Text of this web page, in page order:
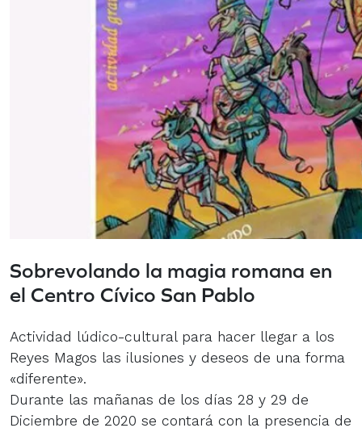
Sobrevolando la magia romana en
el Centro Cívico San Pablo
Actividad lúdico-cultural para hacer llegar a los
Reyes Magos las ilusiones y deseos de una forma
«diferente».
Durante las mañanas de los días 28 y 29 de
Diciembre de 2020 se contará con la presencia de